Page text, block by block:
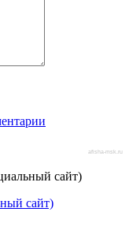
afisha-msk.ru
сайт)